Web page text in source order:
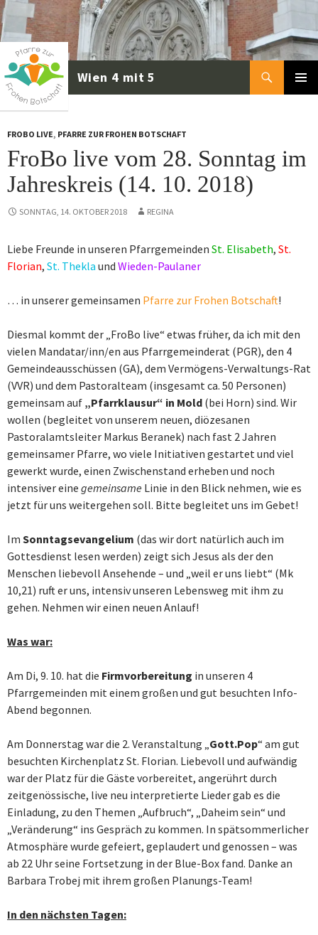
Zum
Inhalt
springen
Suchen
FROBO LIVE, PFARRE ZUR FROHEN BOTSCHAFT
FroBo live vom 28. Sonntag im
Jahreskreis (14. 10. 2018)
SONNTAG, 14. OKTOBER 2018 REGINA
Liebe Freunde in unseren Pfarrgemeinden St. Elisabeth, St.
Florian, St. Thekla und Wieden-Paulaner
… in unserer gemeinsamen Pfarre zur Frohen Botschaft!
Diesmal kommt der „FroBo live“ etwas früher, da ich mit den
vielen Mandatar/inn/en aus Pfarrgemeinderat (PGR), den 4
Gemeindeausschüssen (GA), dem Vermögens-Verwaltungs-Rat
(VVR) und dem Pastoralteam (insgesamt ca. 50 Personen)
gemeinsam auf „Pfarrklausur“ in Mold (bei Horn) sind. Wir
wollen (begleitet von unserem neuen, diözesanen
Pastoralamtsleiter Markus Beranek) nach fast 2 Jahren
gemeinsamer Pfarre, wo viele Initiativen gestartet und viel
gewerkt wurde, einen Zwischenstand erheben und noch
intensiver eine gemeinsame Linie in den Blick nehmen, wie es
jetzt für uns weitergehen soll. Bitte begleitet uns im Gebet!
Im Sonntagsevangelium (das wir dort natürlich auch im
Gottesdienst lesen werden) zeigt sich Jesus als der den
Menschen liebevoll Ansehende – und „weil er uns liebt“ (Mk
10,21) ruft er uns, intensiv unseren Lebensweg mit ihm zu
gehen. Nehmen wir einen neuen Anlauf!
Was war:
Am Di, 9. 10. hat die Firmvorbereitung in unseren 4
Pfarrgemeinden mit einem großen und gut besuchten Info-
Abend begonnen.
Am Donnerstag war die 2. Veranstaltung „Gott.Pop“ am gut
besuchten Kirchenplatz St. Florian. Liebevoll und aufwändig
war der Platz für die Gäste vorbereitet, angerührt durch
zeitgenössische, live neu interpretierte Lieder gab es die
Einladung, zu den Themen „Aufbruch“, „Daheim sein“ und
„Veränderung“ ins Gespräch zu kommen. In spätsommerlicher
Atmosphäre wurde gefeiert, geplaudert und genossen – was
ab 22 Uhr seine Fortsetzung in der Blue-Box fand. Danke an
Barbara Trobej mit ihrem großen Planungs-Team!
In den nächsten Tagen: